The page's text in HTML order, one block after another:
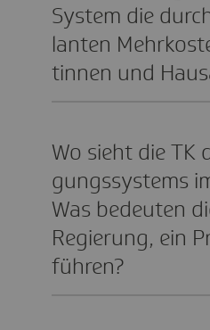
System die
lanten
tinnen und
Wo sieht die TK
gungs­sys­tems
Was bedeuten
Regie­rung, ein
füh­ren?